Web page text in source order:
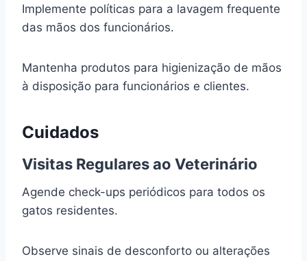
Implemente políticas para a lavagem frequente
das mãos dos funcionários.
Mantenha produtos para higienização de mãos
à disposição para funcionários e clientes.
Cuidados
Visitas Regulares ao Veterinário
Agende check-ups periódicos para todos os
gatos residentes.
Observe sinais de desconforto ou alterações